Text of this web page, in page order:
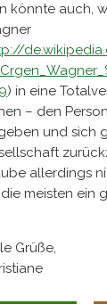
könnte auch,
) in eine
– den
und sich
allerdings
meisten ein
Grüße,